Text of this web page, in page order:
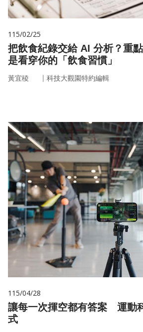
115/02/25
把飲食紀錄交給 AI 分析？重
是看穿你的「飲食習慣」
黃宜稜 ｜ 科技大觀園特約編輯
115/04/28
讓每一次揮空都有答案 運動
式